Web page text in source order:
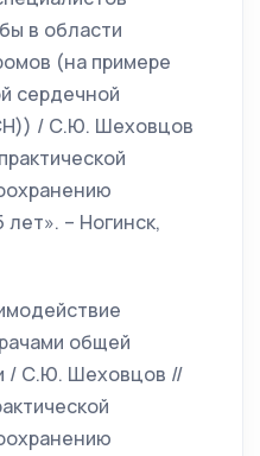
в области
(на примере
сердечной
/ С.Ю. Шеховцов
лет». – Ногинск,
общей
/ С.Ю. Шеховцов //